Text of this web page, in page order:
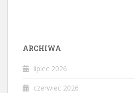
ARCHIWA
lipiec 2026
czerwiec 2026